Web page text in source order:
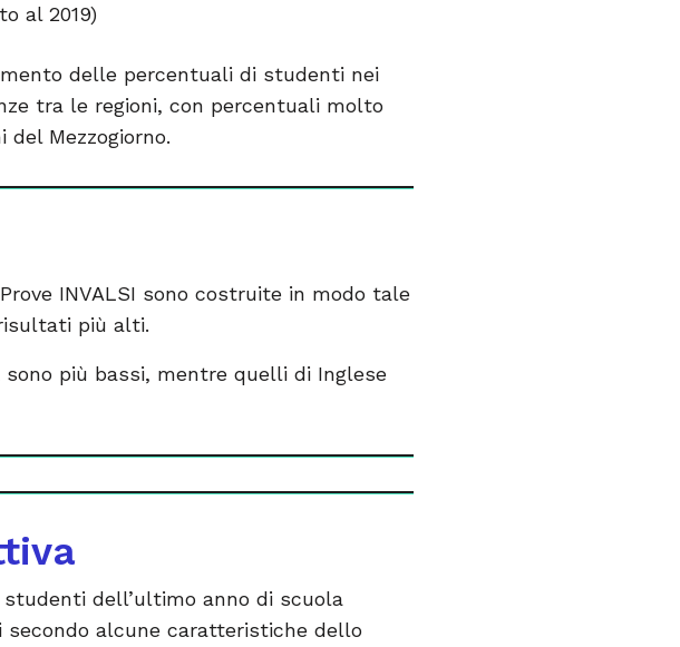
al 2019)
delle percentuali di studenti nei
tra le regioni, con percentuali molto
Mezzogiorno.
INVALSI sono costruite in modo tale
più alti.
più bassi, mentre quelli di Inglese
dell’ultimo anno di scuola
alcune caratteristiche dello